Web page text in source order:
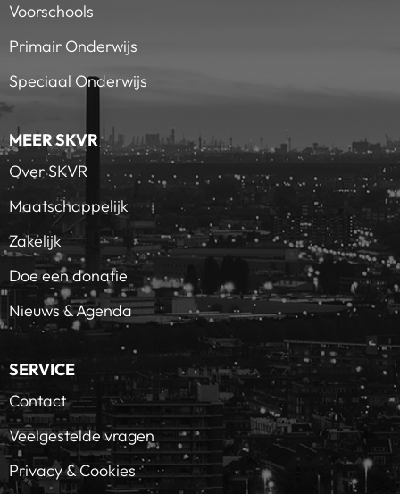
Voorschools
Primair Onderwijs
Speciaal Onderwijs
MEER SKVR
Over SKVR
Maatschappelijk
Zakelijk
Doe een donatie
Nieuws & Agenda
SERVICE
Contact
Veelgestelde vragen
Privacy & Cookies